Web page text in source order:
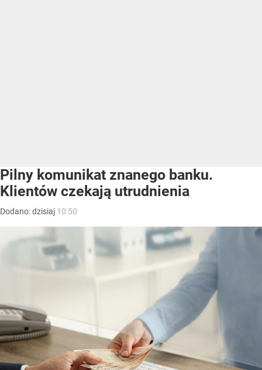
Pilny komunikat znanego banku.
Klientów czekają utrudnienia
Dodano:dzisiaj 10:50